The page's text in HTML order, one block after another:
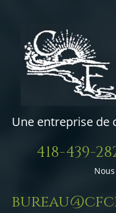
Une entreprise de
418-439-